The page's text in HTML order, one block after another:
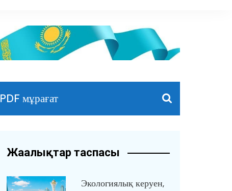
PDF мұрағат
Жаңалықтар таспасы
Экологиялық керуен,